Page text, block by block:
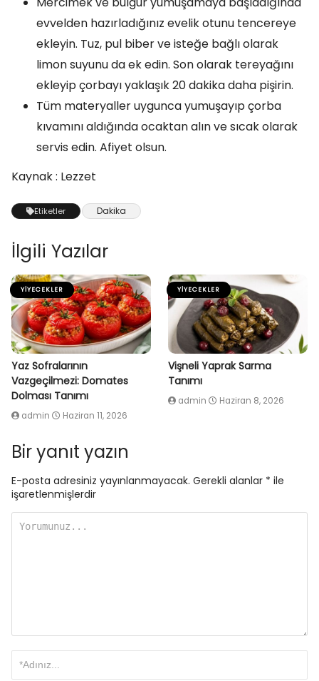
evvelden hazırladığınız evelik otunu tencereye
ekleyin. Tuz, pul biber ve isteğe bağlı olarak
limon suyunu da ek edin. Son olarak tereyağını
ekleyip çorbayı yaklaşık 20 dakika daha pişirin.
Tüm materyaller uygunca yumuşayıp çorba
kıvamını aldığında ocaktan alın ve sıcak olarak
servis edin. Afiyet olsun.
Kaynak : Lezzet
Etiketler Dakika
İlgili Yazılar
YIYECEKLER
Yaz Sofralarının
Vazgeçilmezi: Domates
Dolması Tanımı
admin Haziran 11, 2026
YIYECEKLER
Vişneli Yaprak Sarma
Tanımı
admin Haziran 8, 2026
Bir yanıt yazın
E-posta adresiniz yayınlanmayacak. Gerekli alanlar * ile
işaretlenmişlerdir